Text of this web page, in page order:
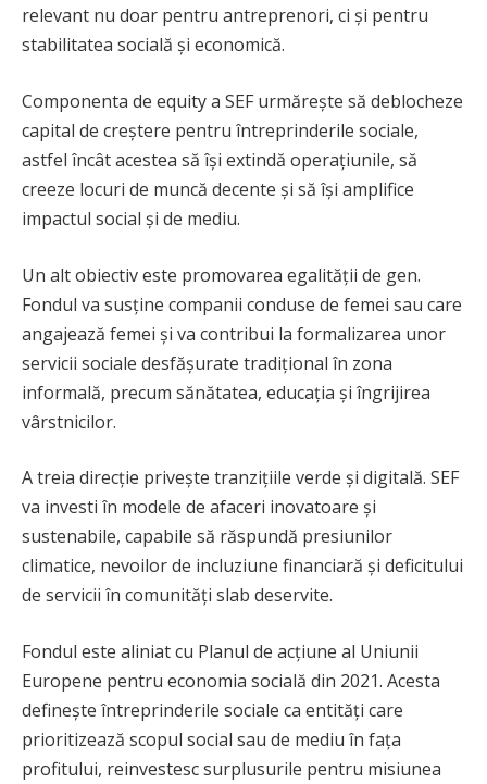
relevant nu doar pentru antreprenori, ci și pentru
stabilitatea socială și economică.
Componenta de equity a SEF urmărește să deblocheze
capital de creștere pentru întreprinderile sociale,
astfel încât acestea să își extindă operațiunile, să
creeze locuri de muncă decente și să își amplifice
impactul social și de mediu.
Un alt obiectiv este promovarea egalității de gen.
Fondul va susține companii conduse de femei sau care
angajează femei și va contribui la formalizarea unor
servicii sociale desfășurate tradițional în zona
informală, precum sănătatea, educația și îngrijirea
vârstnicilor.
A treia direcție privește tranzițiile verde și digitală. SEF
va investi în modele de afaceri inovatoare și
sustenabile, capabile să răspundă presiunilor
climatice, nevoilor de incluziune financiară și deficitului
de servicii în comunități slab deservite.
Fondul este aliniat cu Planul de acțiune al Uniunii
Europene pentru economia socială din 2021. Acesta
definește întreprinderile sociale ca entități care
prioritizează scopul social sau de mediu în fața
profitului, reinvestesc surplusurile pentru misiunea